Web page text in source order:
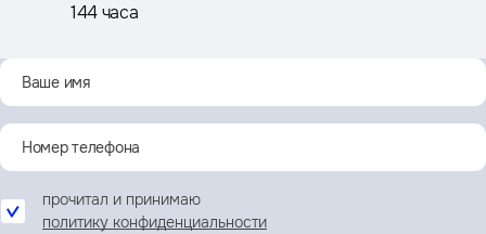
144 часа
прочитал и принимаю
политику конфиденциальности